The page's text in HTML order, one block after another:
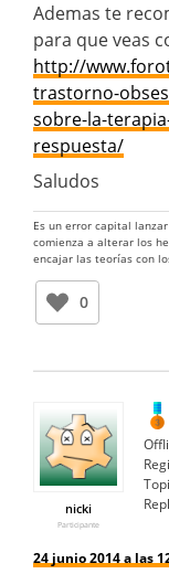
Ademas te
para que veas
http://
trastorno-
sobre-la-
respuesta/
Saludos
Es un error capital
comienza a alterar los
encajar las teorías con
0
nicki
Participante
24 junio 2014 a las